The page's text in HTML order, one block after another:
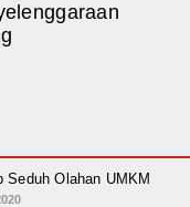
Seduh Olahan UMKM